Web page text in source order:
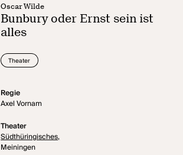
Oscar Wilde
Bunbury oder Ernst sein ist
alles
Theater
Regie
Axel Vornam
Theater
Südthüringisches,
Meiningen